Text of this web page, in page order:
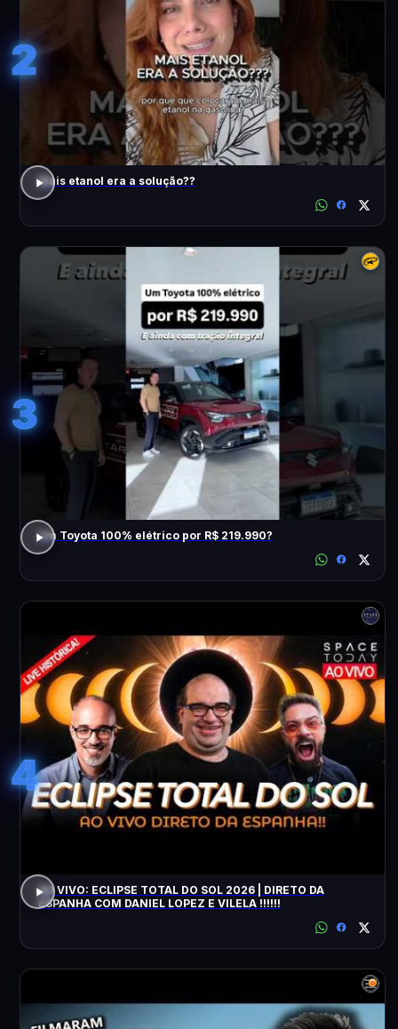
2
Mais etanol era a solução??
3
Um Toyota 100% elétrico por R$ 219.990?
4
AO VIVO: ECLIPSE TOTAL DO SOL 2026 | DIRETO DA
ESPANHA COM DANIEL LOPEZ E VILELA !!!!!!